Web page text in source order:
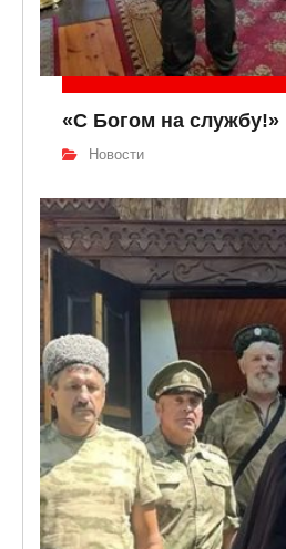
«С Богом на службу!»
Новости